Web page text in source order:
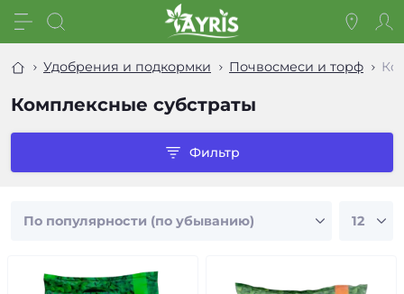
Удобрения и подкормки Почвосмеси и торф
Комплексные субстраты
Фильтр